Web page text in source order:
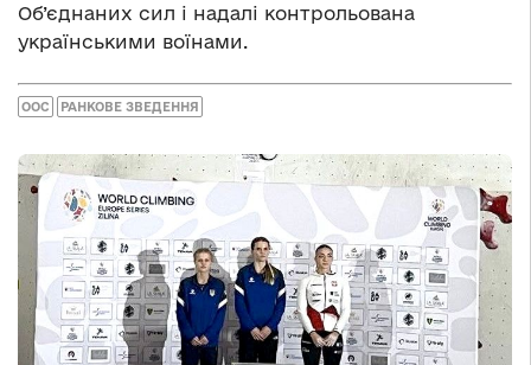
Об’єднаних сил і надалі контрольована
українськими воїнами.
ООС РАНКОВЕ ЗВЕДЕННЯ